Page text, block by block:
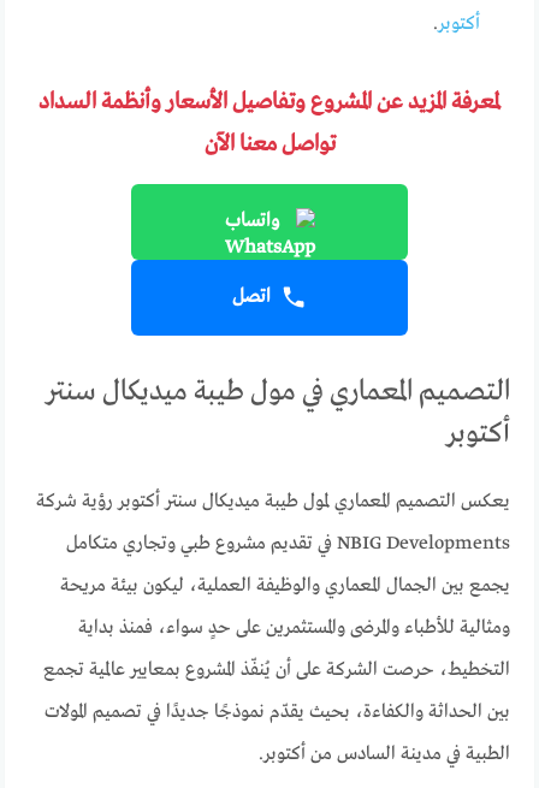
أكتوبر.
لمعرفة المزيد عن المشروع وتفاصيل الأسعار وأنظمة السداد
تواصل معنا الآن
واتساب
اتصل
التصميم المعماري في مول طيبة ميديكال سنتر
أكتوبر
يعكس التصميم المعماري لمول طيبة ميديكال سنتر أكتوبر رؤية شركة
NBIG Developments في تقديم مشروع طبي وتجاري متكامل
يجمع بين الجمال المعماري والوظيفة العملية، ليكون بيئة مريحة
ومثالية للأطباء والمرضى والمستثمرين على حدٍ سواء، فمنذ بداية
التخطيط، حرصت الشركة على أن يُنفّذ المشروع بمعايير عالمية تجمع
بين الحداثة والكفاءة، بحيث يقدّم نموذجًا جديدًا في تصميم المولات
الطبية في مدينة السادس من أكتوبر.